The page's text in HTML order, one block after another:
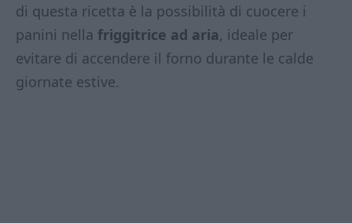
di questa ricetta è la possibilità di cuocere i
panini nella friggitrice ad aria, ideale per
evitare di accendere il forno durante le calde
giornate estive.